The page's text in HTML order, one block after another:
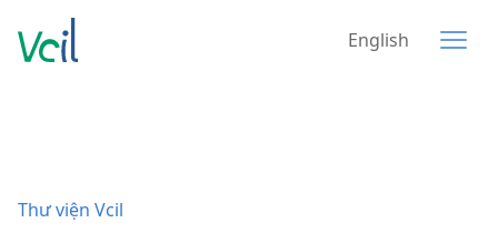
English
Thư viện Vcil